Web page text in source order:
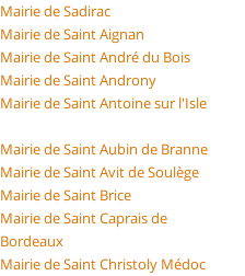
Mairie de Sadirac
Mairie de Saint Aignan
Mairie de Saint André du Bois
Mairie de Saint Androny
Mairie de Saint Antoine sur l'Isle
Mairie de Saint Aubin de Branne
Mairie de Saint Avit de Soulège
Mairie de Saint Brice
Mairie de Saint Caprais de
Bordeaux
Mairie de Saint Christoly Médoc